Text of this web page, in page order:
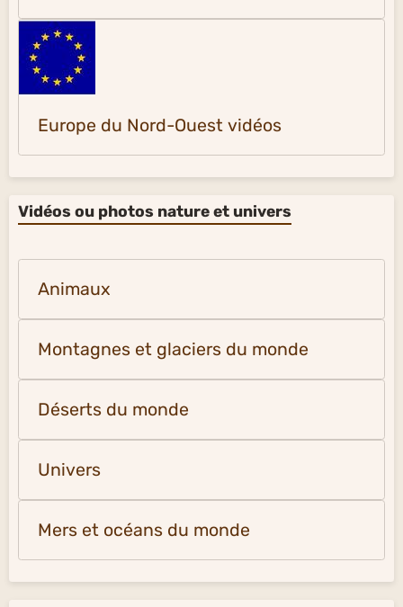
Europe du Nord-Ouest vidéos
Vidéos ou photos nature et univers
Animaux
Montagnes et glaciers du monde
Déserts du monde
Univers
Mers et océans du monde